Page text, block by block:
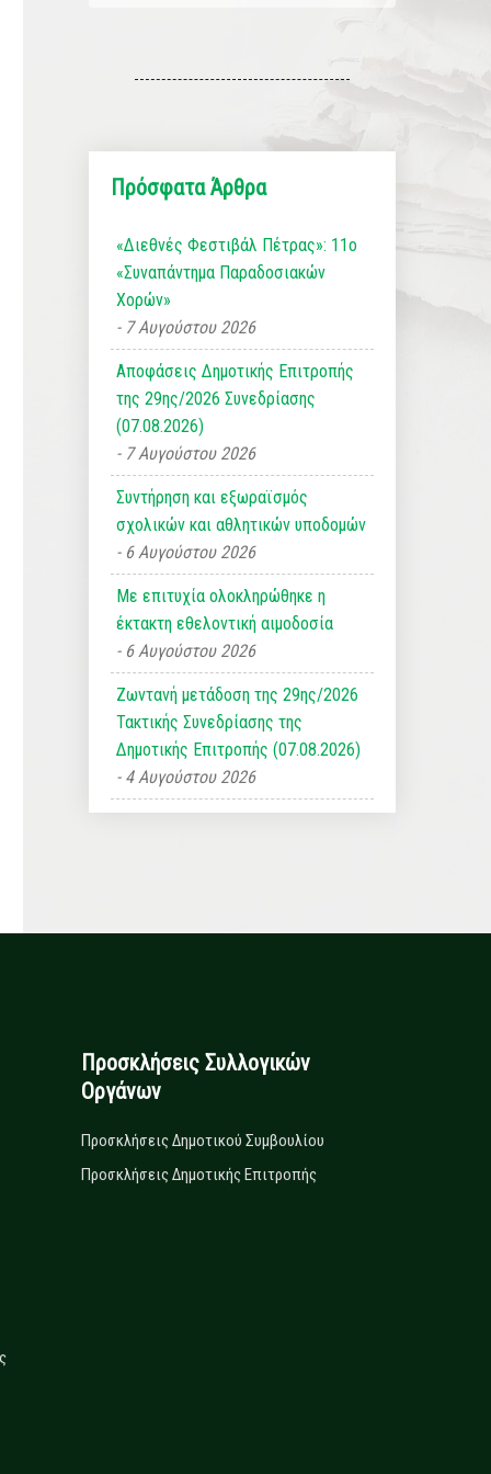
Πρόσφατα Άρθρα
«Διεθνές Φεστιβάλ Πέτρας»: 11ο
«Συναπάντημα Παραδοσιακών
Χορών»
7 Αυγούστου 2026
Αποφάσεις Δημοτικής Επιτροπής
της 29ης/2026 Συνεδρίασης
(07.08.2026)
7 Αυγούστου 2026
Συντήρηση και εξωραϊσμός
σχολικών και αθλητικών υποδομών
6 Αυγούστου 2026
Με επιτυχία ολοκληρώθηκε η
έκτακτη εθελοντική αιμοδοσία
6 Αυγούστου 2026
Ζωντανή μετάδοση της 29ης/2026
Τακτικής Συνεδρίασης της
Δημοτικής Επιτροπής (07.08.2026)
4 Αυγούστου 2026
Προσκλήσεις Συλλογικών
Οργάνων
Προσκλήσεις Δημοτικού Συμβουλίου
Προσκλήσεις Δημοτικής Επιτροπής